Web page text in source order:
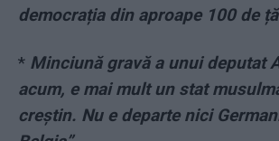
democrația din aproape 100 de
* Minciună gravă a unui deputat
acum, e mai mult un stat
creștin. Nu e departe nici